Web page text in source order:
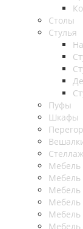
Столы
Стулья
Пуфы
Шкафы
Мебель
Мебель
Мебель
Мебель
Мебель
Мебель